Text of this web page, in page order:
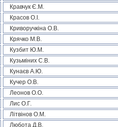
Кравчук Є.М.
Красов О.І.
Криворучкіна О.В.
Крячко М.В.
Кузбит Ю.М.
Кузьміних С.В.
Кунаєв А.Ю.
Кучер О.В.
Леонов О.О.
Лис О.Г.
Літвінов О.М.
Любота Д.В.